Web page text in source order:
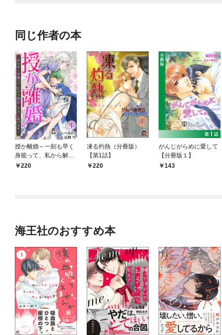
同じ作者の本
授か離婚～一刻も早く
身籠って、私から解放
してさしあげます！1
220
凍る灼熱（分冊版）
【第1話】
220
がんじがらめに愛して
【分冊版１】
143
海王社のおすすめ本